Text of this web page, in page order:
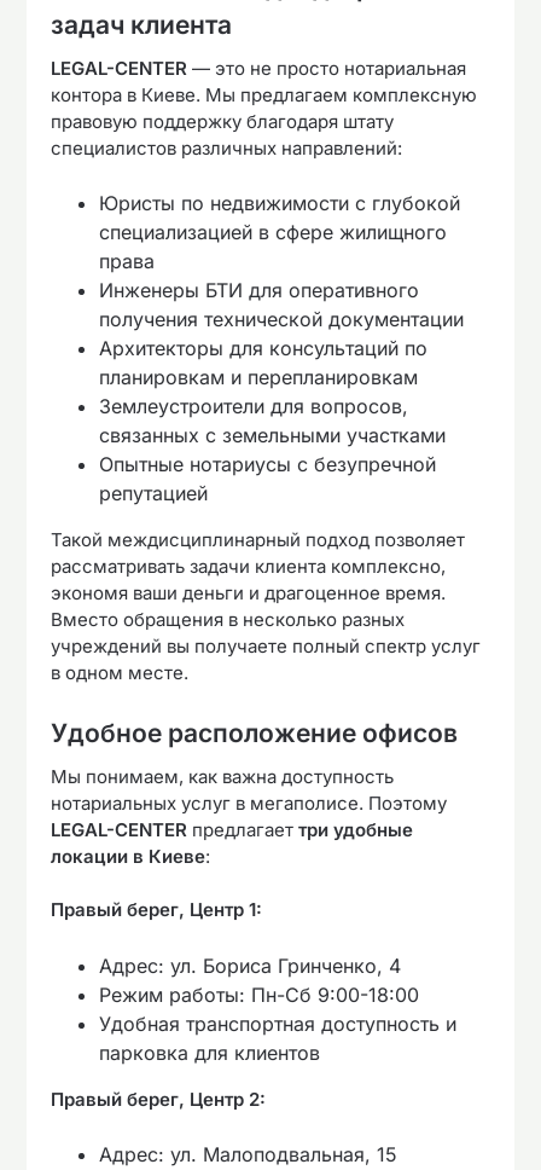
задач клиента
LEGAL-CENTER — это не просто нотариальная
контора в Киеве. Мы предлагаем комплексную
правовую поддержку благодаря штату
специалистов различных направлений:
Юристы по недвижимости с глубокой
специализацией в сфере жилищного
права
Инженеры БТИ для оперативного
получения технической документации
Архитекторы для консультаций по
планировкам и перепланировкам
Землеустроители для вопросов,
связанных с земельными участками
Опытные нотариусы с безупречной
репутацией
Такой междисциплинарный подход позволяет
рассматривать задачи клиента комплексно,
экономя ваши деньги и драгоценное время.
Вместо обращения в несколько разных
учреждений вы получаете полный спектр услуг
в одном месте.
Удобное расположение офисов
Мы понимаем, как важна доступность
нотариальных услуг в мегаполисе. Поэтому
LEGAL-CENTER предлагаеттри удобные
локации в Киеве:
Правый берег, Центр 1:
Адрес: ул. Бориса Гринченко, 4
Режим работы: Пн-Сб 9:00-18:00
Удобная транспортная доступность и
парковка для клиентов
Правый берег, Центр 2:
Адрес: ул. Малоподвальная, 15